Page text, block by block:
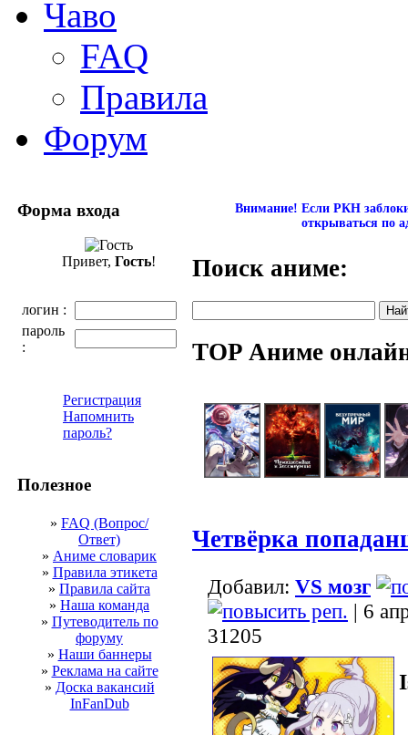
Чаво
FAQ
Правила
Форум
Форма входа
Привет, Гость!
логин :
пароль
:
Регистрация
Напомнить
пароль?
Полезное
» FAQ (Вопрос/
Ответ)
» Аниме словарик
» Правила этикета
» Правила сайта
» Наша команда
» Путеводитель по
форуму
» Наши баннеры
» Реклама на сайте
» Доска вакансий
InFanDub
Внимание! Если РКН
открываться по
Поиск аниме:
TOP Аниме
Четвёрка
Добавил: VS мозг
| 6
31205